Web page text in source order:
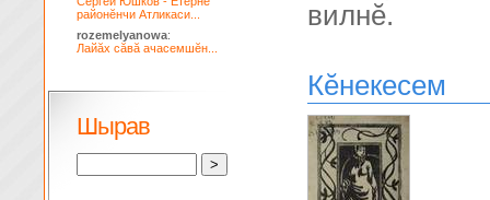
вилнĕ.
Кĕнекесем
районĕнчи Атликаси...
rozemelyanowa:
Лайăх сăвă ачасемшĕн...
Шырав